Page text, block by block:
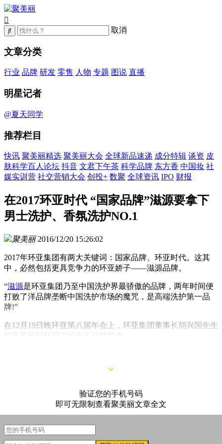
取消
文章分类
行业 品牌 研发 零售 人物 专题 图说 直播
明星记者
@夏天同学
推荐栏目
快讯 聚美丽精选 聚美丽大会 全球新品速递 成分特辑 谈资 皮
肤科学百人论坛 抖音 文君下午茶 科学品牌 东方香 中国妆 社
媒实训营 社交营销大会 创投+ 数聚 全球资讯 IPO 财报
在2017环亚时代 “国家品牌”滋源要拿下
男士洗护、香氛洗护NO.1
聚美丽 2016/12/20 15:26:02
2017年环亚集团有两大关键词：国家品牌、环亚时代。这其
中，必然包括更具竞争力的环亚娇子——滋源品牌。
“滋源是环亚集团乃至中国洗护界最骄傲的品牌，两年时间便
打败了洋品牌垄断中国洗护市场的魔咒，是高端洗护第一品
牌!”
在12月19日晚环亚第八届年会上，环亚集团董事长胡兴国先生
的激昂陈词获得了经久不息的掌声。
验证您的手机号码
即可无限制查看聚美丽文章全文